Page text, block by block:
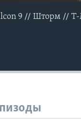
9 // Шторм // T-